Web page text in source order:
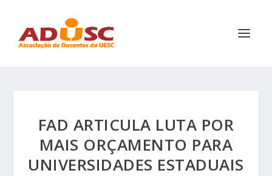
FAD ARTICULA LUTA POR
MAIS ORÇAMENTO PARA
UNIVERSIDADES ESTADUAIS